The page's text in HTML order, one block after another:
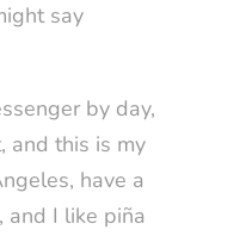
say
by day,
and this is my
have a
and I like piña